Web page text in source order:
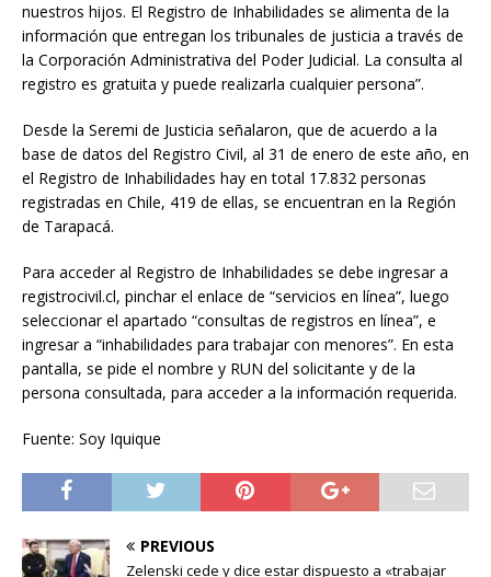
nuestros hijos. El Registro de Inhabilidades se alimenta de la
información que entregan los tribunales de justicia a través de
la Corporación Administrativa del Poder Judicial. La consulta al
registro es gratuita y puede realizarla cualquier persona”.
Desde la Seremi de Justicia señalaron, que de acuerdo a la
base de datos del Registro Civil, al 31 de enero de este año, en
el Registro de Inhabilidades hay en total 17.832 personas
registradas en Chile, 419 de ellas, se encuentran en la Región
de Tarapacá.
Para acceder al Registro de Inhabilidades se debe ingresar a
registrocivil.cl, pinchar el enlace de “servicios en línea”, luego
seleccionar el apartado “consultas de registros en línea”, e
ingresar a “inhabilidades para trabajar con menores”. En esta
pantalla, se pide el nombre y RUN del solicitante y de la
persona consultada, para acceder a la información requerida.
Fuente: Soy Iquique
PREVIOUS
Zelenski cede y dice estar dispuesto a «trabajar